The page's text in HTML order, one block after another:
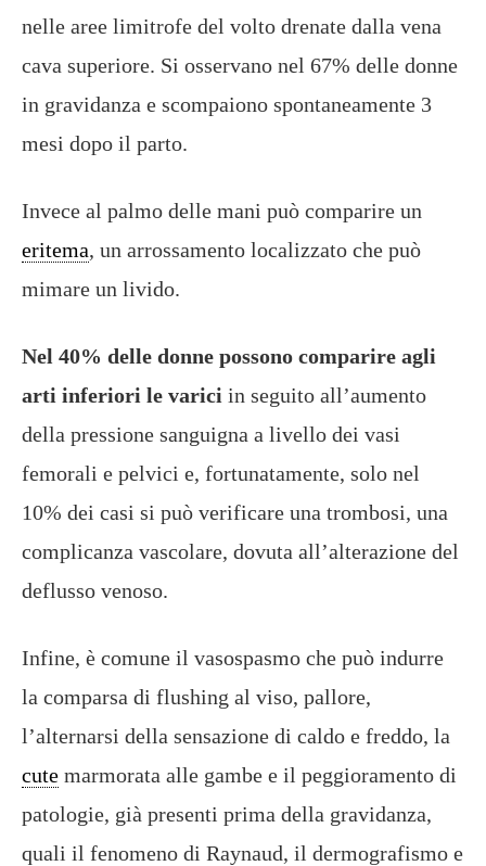
nelle aree limitrofe del volto drenate dalla vena
cava superiore. Si osservano nel 67% delle donne
in gravidanza e scompaiono spontaneamente 3
mesi dopo il parto.
Invece al palmo delle mani può comparire un
eritema, un arrossamento localizzato che può
mimare un livido.
Nel 40% delle donne possono comparire agli
arti inferiori le varici in seguito all’aumento
della pressione sanguigna a livello dei vasi
femorali e pelvici e, fortunatamente, solo nel
10% dei casi si può verificare una trombosi, una
complicanza vascolare, dovuta all’alterazione del
deflusso venoso.
Infine, è comune il vasospasmo che può indurre
la comparsa di flushing al viso, pallore,
l’alternarsi della sensazione di caldo e freddo, la
cute marmorata alle gambe e il peggioramento di
patologie, già presenti prima della gravidanza,
quali il fenomeno di Raynaud, il dermografismo e